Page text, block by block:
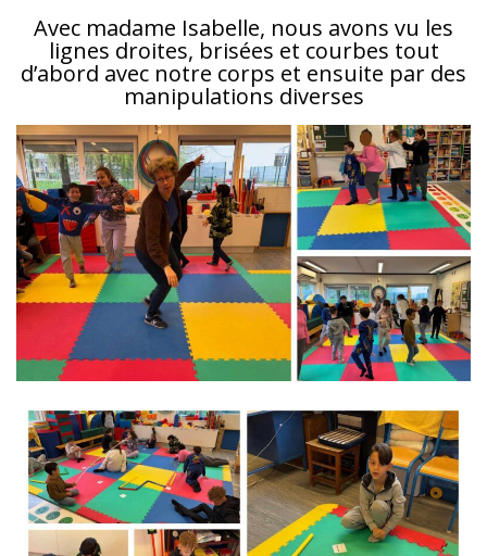
Avec madame Isabelle, nous avons vu les
lignes droites, brisées et courbes tout
d’abord avec notre corps et ensuite par des
manipulations diverses